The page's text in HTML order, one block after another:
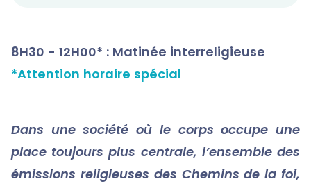
8H30 - 12H00* : Matinée interreligieuse
*Attention horaire spécial
Dans une société où le corps occupe une
place toujours plus centrale, l’ensemble des
émissions religieuses des Chemins de la foi,